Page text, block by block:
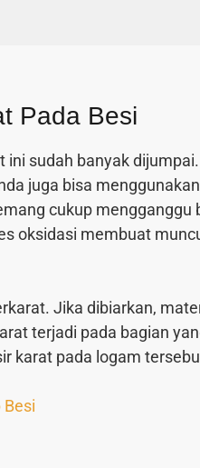
Pada Besi
sudah banyak
juga bisa
cukup mengganggu
oksidasi membuat
Jika dibiarkan,
terjadi pada bagian
karat pada logam